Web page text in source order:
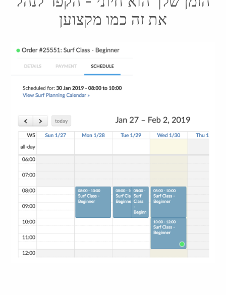
את זה כמו מקצוען